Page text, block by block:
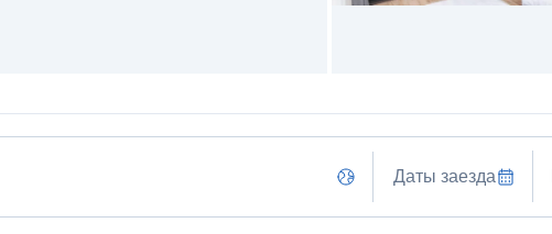
Даты заезда